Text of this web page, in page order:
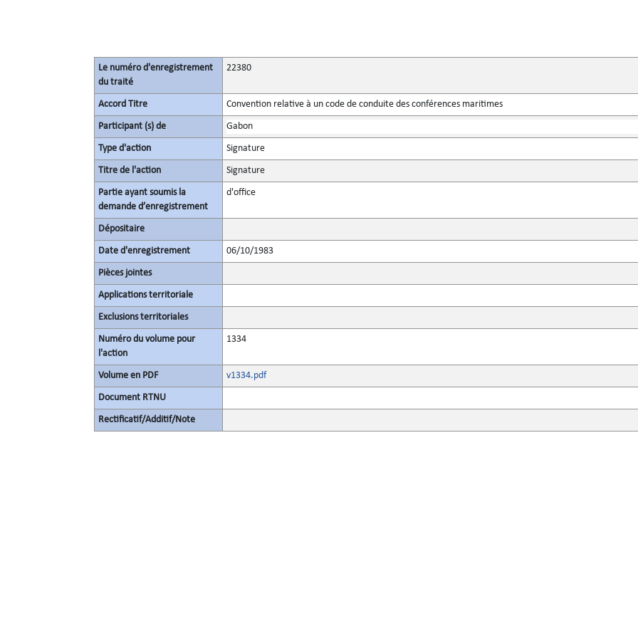
Le numéro d'enregistrement
du traité
22380
Accord Titre Convention relative à un code de conduite des conférences maritimes
Participant (s) de Gabon
Type d'action Signature
Titre de l'action Signature
Partie ayant soumis la
demande d’enregistrement
d'office
Dépositaire
Date d'enregistrement 06/10/1983
Pièces jointes
Applications territoriale
Exclusions territoriales
Numéro du volume pour
l'action
1334
Volume en PDF v1334.pdf
Document RTNU
Rectificatif/Additif/Note